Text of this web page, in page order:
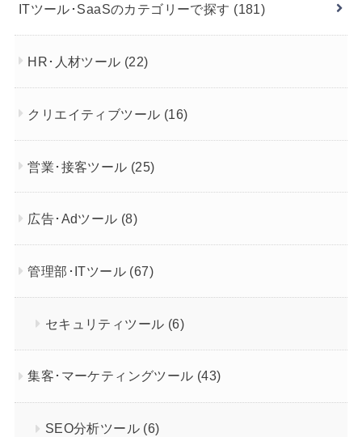
ITツール･SaaSのカテゴリーで探す (181)
HR･人材ツール (22)
クリエイティブツール (16)
営業･接客ツール (25)
広告･Adツール (8)
管理部･ITツール (67)
セキュリティツール (6)
集客･マーケティングツール (43)
SEO分析ツール (6)